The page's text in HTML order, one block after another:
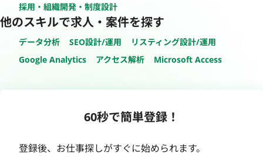
採用・組織開発・制度設計
他のスキルで求人・案件を探す
データ分析 SEO設計/運用
リスティング設計/運用
Google Analytics
アクセス解析 Microsoft Access
60秒で簡単登録！
登録後、お仕事探しがすぐに始められます。